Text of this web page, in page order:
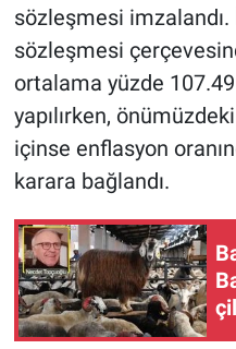
sözleşmesi imzalandı.
sözleşmesi
ortalama yüzde
yapılırken,
içinse enflasyon
karara bağlandı.